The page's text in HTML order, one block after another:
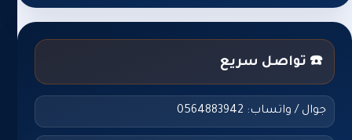
☎️ تواصل سريع
جوال / واتساب: 0564883942